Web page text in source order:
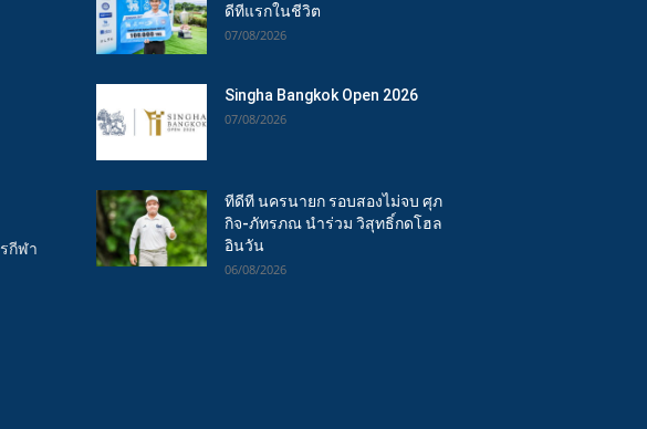
กีฬา
ดีทีแรกในชีวิต
07/08/2026
Singha Bangkok Open 2026
07/08/2026
ทีดีที นครนายก รอบสองไม่จบ ศุภ
กิจ-ภัทรภณ นำร่วม วิสุทธิ์กดโฮล
อินวัน
06/08/2026